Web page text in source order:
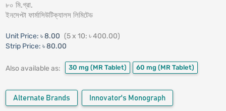
৮০ মি.গ্রা.
ইনসেপ্টা ফার্মাসিউটিক্যালস লিমিটেড
Unit Price: ৳ 8.00 (5 x 10: ৳ 400.00)
Strip Price: ৳ 80.00
Also available as: 30 mg (MR Tablet) 60 mg (MR Tablet)
Alternate Brands Innovator's Monograph